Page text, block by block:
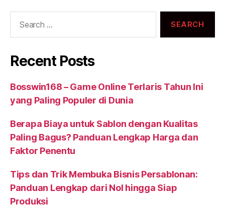
Recent Posts
Bosswin168 – Game Online Terlaris Tahun Ini
yang Paling Populer di Dunia
Berapa Biaya untuk Sablon dengan Kualitas
Paling Bagus? Panduan Lengkap Harga dan
Faktor Penentu
Tips dan Trik Membuka Bisnis Persablonan:
Panduan Lengkap dari Nol hingga Siap
Produksi